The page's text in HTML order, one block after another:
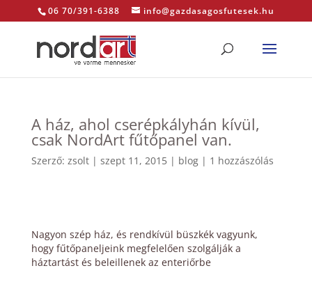
06 70/391-6388 info@gazdasagosfutesek.hu
A ház, ahol cserépkályhán kívül,
csak NordArt fűtőpanel van.
Szerző: zsolt| szept 11, 2015| blog| 1 hozzászólás
Nagyon szép ház, és rendkívül büszkék vagyunk,
hogy fűtőpaneljeink megfelelően szolgálják a
háztartást és beleillenek az enteriőrbe